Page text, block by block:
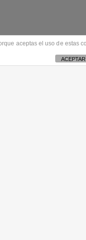
aceptas el uso de
ACEPTAR